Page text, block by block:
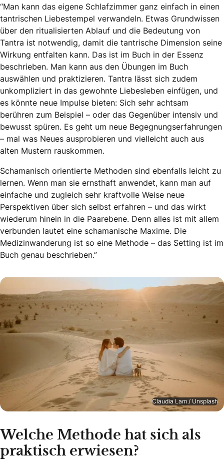
“Man kann das eigene Schlafzimmer ganz einfach in einen
tantrischen Liebestempel verwandeln. Etwas Grundwissen
über den ritualisierten Ablauf und die Bedeutung von
Tantra ist notwendig, damit die tantrische Dimension seine
Wirkung entfalten kann. Das ist im Buch in der Essenz
beschrieben. Man kann aus den Übungen im Buch
auswählen und praktizieren. Tantra lässt sich zudem
unkompliziert in das gewohnte Liebesleben einfügen, und
es könnte neue Impulse bieten: Sich sehr achtsam
berühren zum Beispiel – oder das Gegenüber intensiv und
bewusst spüren. Es geht um neue Begegnungserfahrungen
– mal was Neues ausprobieren und vielleicht auch aus
alten Mustern rauskommen.
Schamanisch orientierte Methoden sind ebenfalls leicht zu
lernen. Wenn man sie ernsthaft anwendet, kann man auf
einfache und zugleich sehr kraftvolle Weise neue
Perspektiven über sich selbst erfahren – und das wirkt
wiederum hinein in die Paarebene. Denn alles ist mit allem
verbunden lautet eine schamanische Maxime. Die
Medizinwanderung ist so eine Methode – das Setting ist im
Buch genau beschrieben.”
Claudia Lam / Unsplash
Welche Methode hat sich als
praktisch erwiesen?